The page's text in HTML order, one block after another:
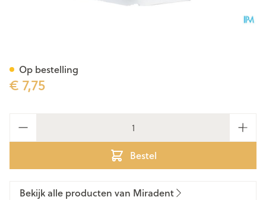
€ 7,75
Bestel
Op bestelling
Bekijk alle producten van Miradent